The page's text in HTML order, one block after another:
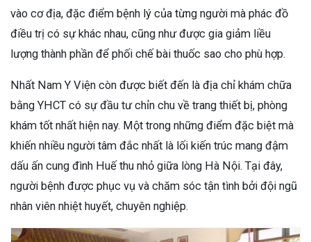
vào cơ địa, đặc điểm bệnh lý của từng người mà phác đồ
điều trị có sự khác nhau, cũng như được gia giảm liều
lượng thành phần để phối chế bài thuốc sao cho phù hợp.
Nhất Nam Y Viện còn được biết đến là địa chỉ khám chữa
bằng YHCT có sự đầu tư chỉn chu về trang thiết bị, phòng
khám tốt nhất hiện nay. Một trong những điểm đặc biệt mà
khiến nhiều người tâm đắc nhất là lối kiến trúc mang đậm
dấu ấn cung đình Huế thu nhỏ giữa lòng Hà Nội. Tại đây,
người bệnh được phục vụ và chăm sóc tận tình bởi đội ngũ
nhân viên nhiệt huyết, chuyên nghiệp.